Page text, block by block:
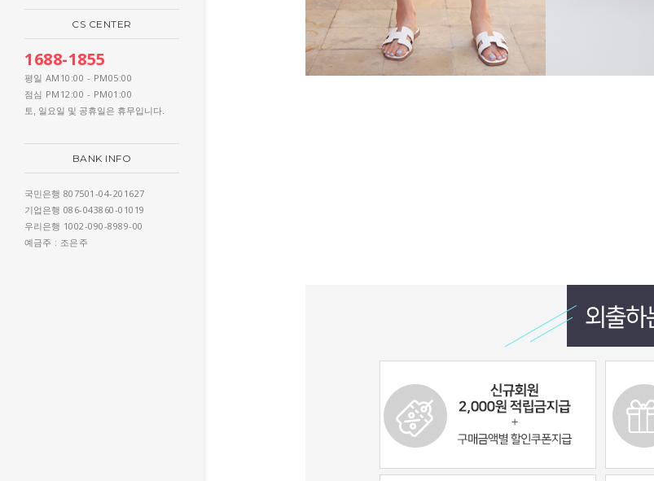
CS CENTER
1688-1855
평일 AM10:00 - PM05:00
점심 PM12:00 - PM01:00
토, 일요일 및 공휴일은 휴무입니다.
BANK INFO
국민은행 807501-04-201627
기업은행 086-043860-01019
우리은행 1002-090-8989-00
예금주 : 조은주